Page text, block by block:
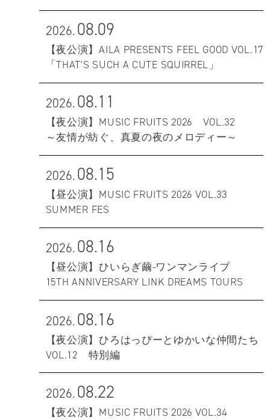
2026.08.09
【夜公演】AILA PRESENTS FEEL GOOD VOL.17
「THAT'S SUCH A CUTE SQUIRREL」
2026.08.11
【夜公演】MUSIC FRUITS 2026 VOL.32
～友情が紡ぐ、真夏の夜のメロディー～
2026.08.15
【昼公演】MUSIC FRUITS 2026 VOL.33
SUMMER FES
2026.08.16
【昼公演】ひいらぎ繭-ワンマンライブ
15TH ANNIVERSARY LINK DREAMS TOURS
2026.08.16
【夜公演】ひろはっぴーとゆかいな仲間たち
VOL.12 特別編
2026.08.22
【夜公演】MUSIC FRUITS 2026 VOL.34